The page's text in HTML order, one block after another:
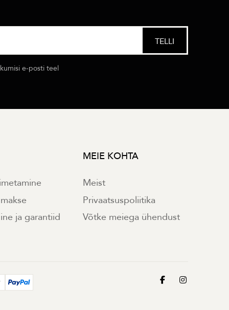
e-posti teel
ja garantiid
MEIE KOHTA
Meist
Privaatsuspoliitika
Võtke meiega ühendust